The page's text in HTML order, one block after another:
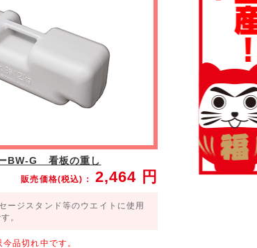
BW-G 看板の重し
販売価格(税込)： 2,464 円
ージスタンド等のウエイトに使用
。
品切れ中です。